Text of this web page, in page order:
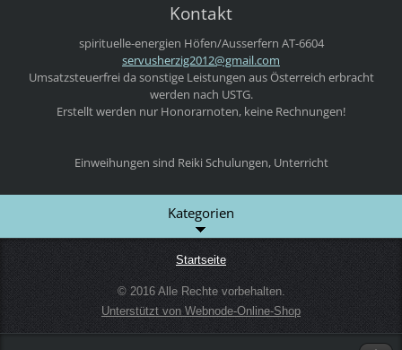
Kontakt
spirituelle-energien Höfen/Ausserfern AT-6604
servusherzig2012@gmail.com
Umsatzsteuerfrei da sonstige Leistungen aus Österreich erbracht
werden nach USTG.
Erstellt werden nur Honorarnoten, keine Rechnungen!
Einweihungen sind Reiki Schulungen, Unterricht
Kategorien
Startseite
© 2016 Alle Rechte vorbehalten.
Unterstützt von Webnode-Online-Shop